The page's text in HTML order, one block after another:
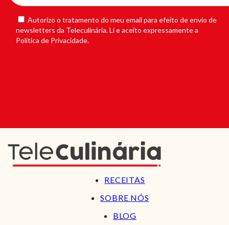
Autorizo o tratamento do meu email para efeito de envio de
newsletters da Teleculinária. Li e aceito expressamente a
Política de Privacidade.
RECEITAS
SOBRE NÓS
BLOG